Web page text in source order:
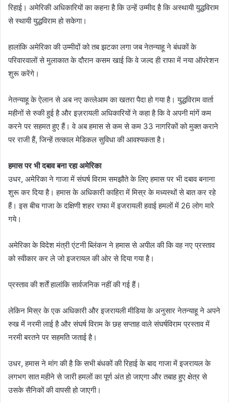
रिहाई। अमेरिकी अधिकारियों का कहना है कि उन्हें उम्मीद है कि अस्थायी युद्धविराम
से स्थायी युद्धविराम हो सकेगा।
हालांकि अमेरिका की उम्मीदों को तब झटका लगा जब नेतन्याहू ने बंधकों के
परिवारवालों से मुलाकात के दौरान कसम खाई कि वे जल्द ही राफा में नया ऑपरेशन
शुरू करेंगे।
नेतन्याहू के ऐलान से अब नए कत्लेआम का खतरा पैदा हो गया है। युद्धविराम वार्ता
महीनों से रुकी हुई है और इज़रायली अधिकारियों ने कहा है कि वे अपनी मांगें कम
करने पर सहमत हुए हैं। वे अब हमास से कम से कम 33 नागरिकों को मुक्त कराने
पर राजी हैं, जिन्हें तत्काल मेडिकल सुविधा की आवश्यकता है।
हमास पर भी दबाव बना रहा अमेरिका
उधर, अमेरिका ने गाजा में संघर्ष विराम समझौते के लिए हमास पर भी दबाव बनाना
शुरू कर दिया है। हमास के अधिकारी काहिरा में मिस्र के मध्यस्थों से बात कर रहे
हैं। इस बीच गाजा के दक्षिणी शहर राफा में इजरायली हवाई हमलों में 26 लोग मारे
गये।
अमेरिका के विदेश मंत्री एंटनी ब्लिंकन ने हमास से अपील की कि वह नए प्रस्ताव
को स्वीकार कर ले जो इजरायल की ओर से दिया गया है।
प्रस्ताव की शर्तें हालांकि सार्वजनिक नहीं की गई हैं।
लेकिन मिस्र के एक अधिकारी और इजरायली मीडिया के अनुसार नेतन्याहू ने अपने
रुख में नरमी लाई है और संघर्ष विराम के छह सप्ताह वाले संघर्षविराम प्रस्ताव में
नरमी बरतने पर सहमति जताई है।
उधर, हमास ने मांग की है कि सभी बंधकों की रिहाई के बाद गाजा में इजरायल के
लगभग सात महीने से जारी हमलों का पूर्ण अंत हो जाएगा और तबाह हुए क्षेत्र से
उसके सैनिकों की वापसी हो जाएगी।